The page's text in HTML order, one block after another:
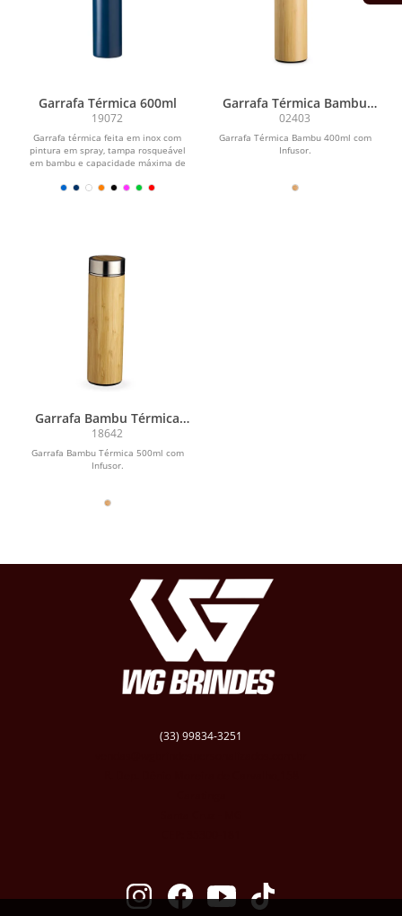
Garrafa Térmica 600ml
19072
Garrafa térmica feita em inox com
pintura em spray, tampa rosqueável
em bambu e capacidade máxima de
Garrafa Térmica Bambu
400ml
02403
Garrafa Térmica Bambu 400ml com
Infusor.
Garrafa Bambu Térmica
500ml com Infusor
18642
Garrafa Bambu Térmica 500ml com
Infusor.
(33) 99834-3251